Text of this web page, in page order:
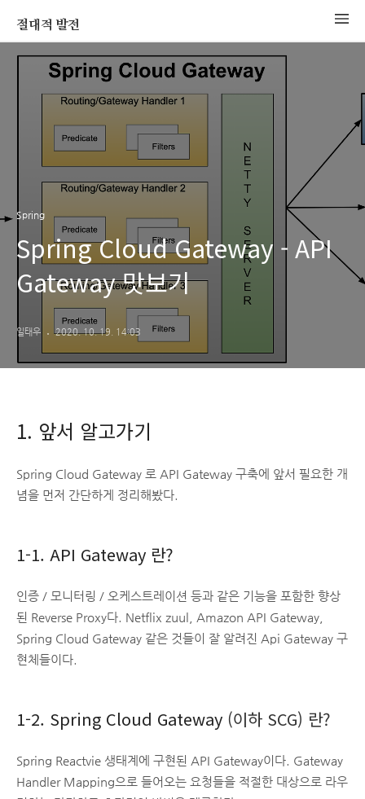
절대적 발전
Spring
Spring Cloud Gateway - API
Gateway 맛보기
일태우 2020. 10. 19. 14:03
1. 앞서 알고가기
Spring Cloud Gateway 로 API Gateway 구축에 앞서 필요한 개
념을 먼저 간단하게 정리해봤다.
1-1. API Gateway 란?
인증 / 모니터링 / 오케스트레이션 등과 같은 기능을 포함한 향상
된 Reverse Proxy다. Netflix zuul, Amazon API Gateway,
Spring Cloud Gateway 같은 것들이 잘 알려진 Api Gateway 구
현체들이다.
1-2. Spring Cloud Gateway (이하 SCG) 란?
Spring Reactvie 생태계에 구현된 API Gateway이다. Gateway
Handler Mapping으로 들어오는 요청들을 적절한 대상으로 라우